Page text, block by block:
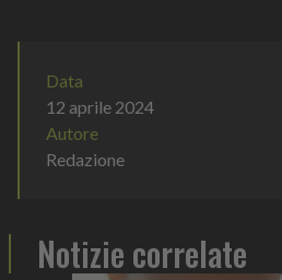
Data
12 aprile 2024
Autore
Redazione
Notizie correlate